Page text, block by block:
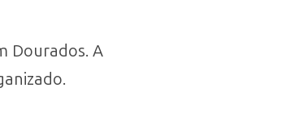
Dourados. A